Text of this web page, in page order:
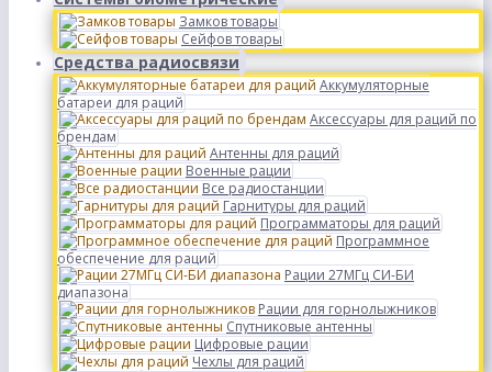
Замков товары
Сейфов товары
Средства радиосвязи
Аккумуляторные
батареи для раций
Аксессуары для раций по
брендам
Антенны для раций
Военные рации
Все радиостанции
Гарнитуры для раций
Программаторы для раций
Программное
обеспечение для раций
Рации 27МГц СИ-БИ
диапазона
Рации для горнолыжников
Спутниковые антенны
Цифровые рации
Чехлы для раций